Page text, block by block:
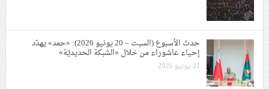
حدث الأسبوع (السبت – 20 يونيو 2026): «حمد» يهدّد
إحياء عاشوراء من خلال «الشبكة الحديديّة»
21 يونيو 2026